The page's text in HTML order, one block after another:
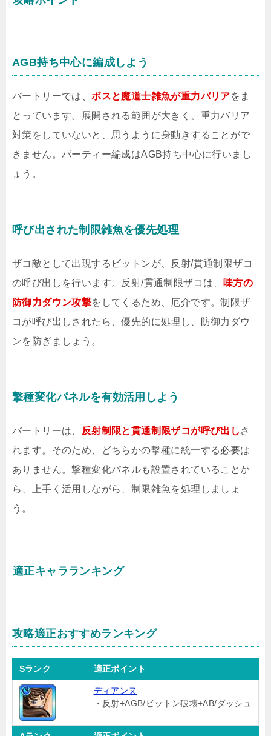
AGB持ち中心に編成しよう
バートリーでは、ボスと魔道士雑魚が重力バリアをま
とっています。展開される範囲が大きく、重力バリア
対策をしていないと、思うように身動きすることがで
きません。パーティー編成はAGB持ち中心に行いまし
ょう。
呼び出された制限雑魚を優先処理
ザコ敵として出現するビットンが、反射/貫通制限ザコ
の呼び出しを行います。反射/貫通制限ザコは、
味方の
防御力ダウン攻撃をしてくるため、厄介です。制限ザ
コが呼び出しされたら、優先的に処理し、防御力ダウ
ンを防ぎましょう。
撃種変化パネルを有効活用しよう
バートリーは、 反射制限と貫通制限ザコが呼び出し さ
れます。そのため、どちらかの撃種に統一する必要は
ありません。撃種変化パネルも設置されていることか
ら、上手く活用しながら、制限雑魚を処理しましょ
う。
適正キャラランキング
攻略適正おすすめランキング
Sランク 適正ポイント
ディアンヌ
・反射+AGB/ビットン破壊+AB/ダッシュ